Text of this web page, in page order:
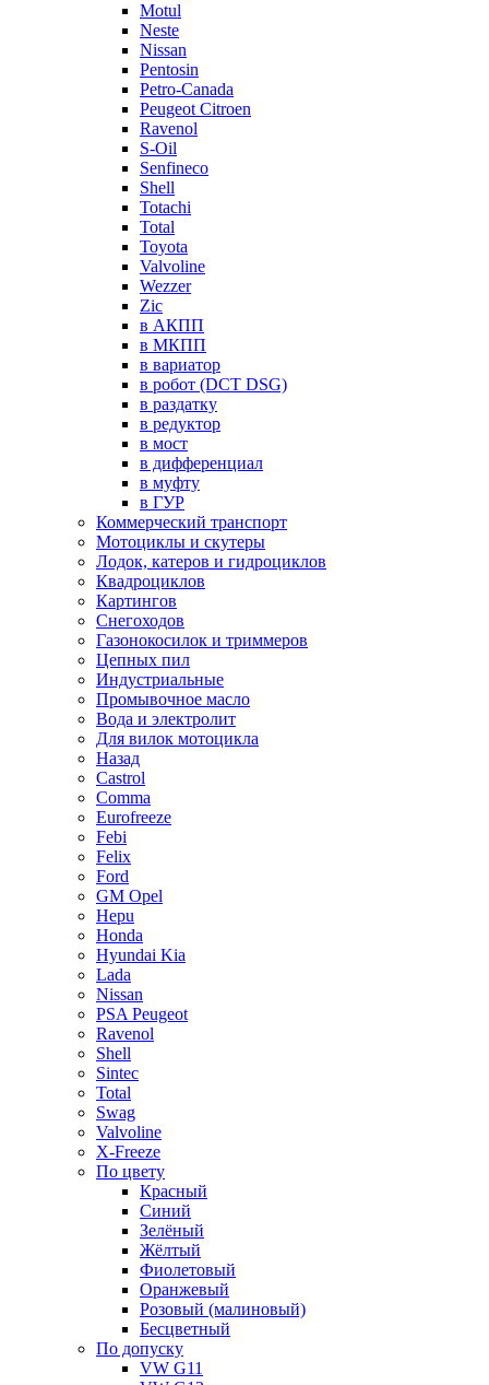
Motul
Neste
Nissan
Pentosin
Petro-Canada
Peugeot Citroen
Ravenol
S-Oil
Senfineco
Shell
Totachi
Total
Toyota
Valvoline
Wezzer
Zic
в АКПП
в МКПП
в вариатор
в робот (DCT DSG)
в раздатку
в редуктор
в мост
в дифференциал
в муфту
в ГУР
Коммерческий транспорт
Мотоциклы и скутеры
Лодок, катеров и гидроциклов
Квадроциклов
Картингов
Снегоходов
Газонокосилок и триммеров
Цепных пил
Индустриальные
Промывочное масло
Вода и электролит
Для вилок мотоцикла
Назад
Castrol
Comma
Eurofreeze
Febi
Felix
Ford
GM Opel
Hepu
Honda
Hyundai Kia
Lada
Nissan
PSA Peugeot
Ravenol
Shell
Sintec
Total
Swag
Valvoline
X-Freeze
По цвету
Красный
Синий
Зелёный
Жёлтый
Фиолетовый
Оранжевый
Розовый (малиновый)
Бесцветный
По допуску
VW G11